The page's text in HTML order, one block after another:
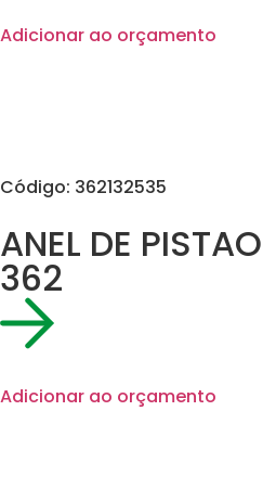
Adicionar ao orçamento
Código: 362132535
ANEL DE
362
Adicionar ao orçamento